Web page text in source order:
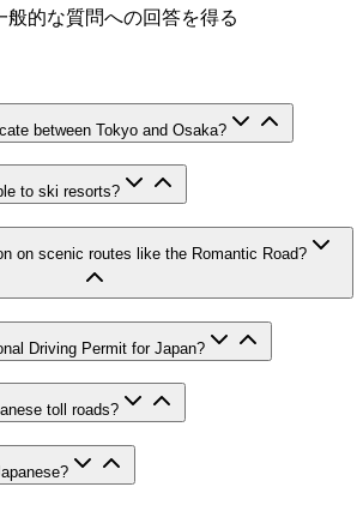
般的な質問への回答を得る
between Tokyo and Osaka?
to ski resorts?
on scenic routes like the Romantic Road?
Driving Permit for Japan?
toll roads?